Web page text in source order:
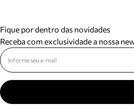
Fique por dentro das novidades
Receba com exclusividade a nossa